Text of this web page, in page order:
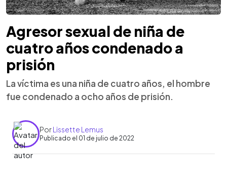
Agresor sexual de niña de
cuatro años condenado a
prisión
La víctima es una niña de cuatro años, el hombre
fue condenado a ocho años de prisión.
PorLissette Lemus
Publicado el 01 de julio de 2022